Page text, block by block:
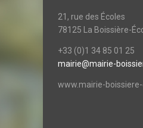
21, rue des Écoles
78125 La Boissière-
+33 (0)1 34 85 01 25
mairie@mairie-
www.mairie-